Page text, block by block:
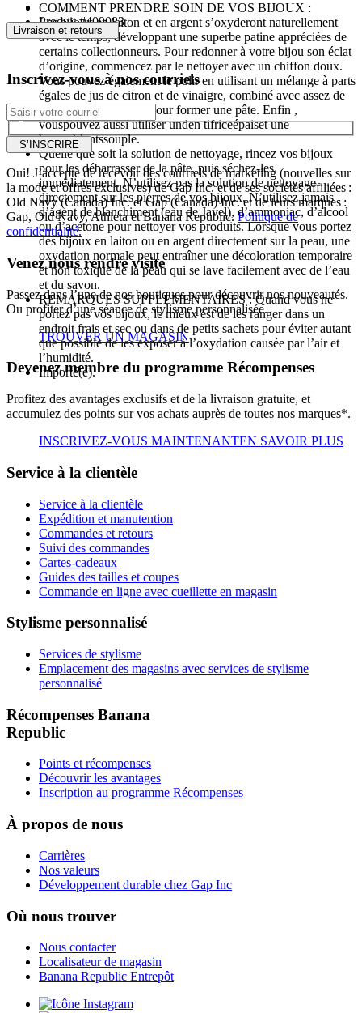
Produit #409083
COMMENT PRENDRE SOIN DE VOS BIJOUX :
Les bijoux en laiton et en argent s’oxyderont naturellement
avec le temps, développant une superbe patine appréciées de
certains collectionneurs. Pour redonner à votre bijou son éclat
d’origine, commencez par le nettoyer avec un chiffon doux.
Vous pouvez également le polir en utilisant un mélange à parts
égales de jus de citron et de vinaigre, combiné avec assez de
bicarbonate de soude pour former une pâte. Enfin ,
vouspouvez aussi utiliser unden tifriceépaiset une
brosseàdentssouple.
Quelle que soit la solution de nettoyage, rincez vos bijoux
pour les débarrasser de la pâte, puis séchez-les
immédiatement. N’utilisez pas la solution de nettoyage
directement sur les pierres de vos bijoux. N’utilisez jamais
d’agent de blanchiment (eau de Javel), d’ammoniac, d’alcool
ou d’acétone pour nettoyer vos produits. Lorsque vous portez
des bijoux en laiton ou en argent directement sur la peau, une
oxydation normale peut entraîner une décoloration temporaire
et non toxique de la peau qui se lave facilement avec de l’eau
et du savon.
REMARQUES SUPPLÉMENTAIRES : Quand vous ne
portez pas vos bijoux, le mieux est de les ranger dans un
endroit frais et sec ou dans de petits sachets pour éviter autant
que possible de les exposer à l’oxydation causée par l’air et
l’humidité.
Importé(e).
Livraison et retours
Inscrivez-vous à nos courriels
S’INSCRIRE
Oui! J’accepte de recevoir des courriels de marketing (nouvelles sur
la mode et offres exclusives) de Gap Inc. et de ses sociétés affiliées :
Old Navy (Canada) Inc. et Gap (Canada) Inc. et de leurs marques :
Gap, Old Navy, Athleta et Banana Republic. Politique de
confidentialité.
Venez nous rendre visite
Passez dans l’une de nos boutiques pour découvrir nos nouveautés.
Ou profiter d’une séance de stylisme personnalisée.
TROUVER UN MAGASIN
Devenez membre du programme Récompenses
Profitez des avantages exclusifs et de la livraison gratuite, et
accumulez des points sur vos achats auprès de toutes nos marques*.
INSCRIVEZ-VOUS MAINTENANTEN SAVOIR PLUS
Service à la clientèle
Service à la clientèle
Expédition et manutention
Commandes et retours
Suivi des commandes
Cartes-cadeaux
Guides des tailles et coupes
Commande en ligne avec cueillette en magasin
Stylisme personnalisé
Services de stylisme
Emplacement des magasins avec services de stylisme
personnalisé
Récompenses Banana
Republic
Points et récompenses
Découvrir les avantages
Inscription au programme Récompenses
À propos de nous
Carrières
Nos valeurs
Développement durable chez Gap Inc
Où nous trouver
Nous contacter
Localisateur de magasin
Banana Republic Entrepôt